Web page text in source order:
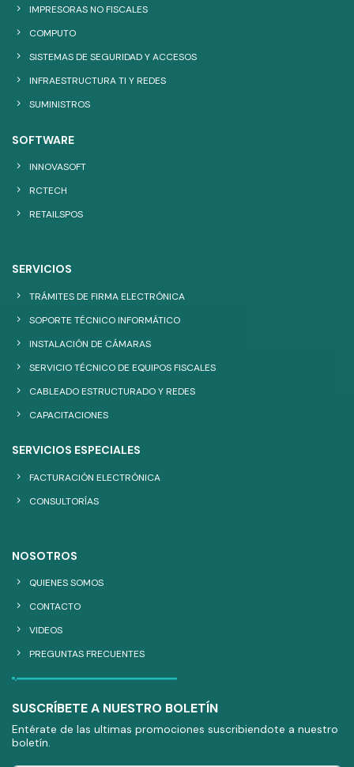
IMPRESORAS NO FISCALES
COMPUTO
SISTEMAS DE SEGURIDAD Y ACCESOS
INFRAESTRUCTURA TI Y REDES
SUMINISTROS
SOFTWARE
INNOVASOFT
RCTECH
RETAILSPOS
SERVICIOS
TRÁMITES DE FIRMA ELECTRÓNICA
SOPORTE TÉCNICO INFORMÁTICO
INSTALACIÓN DE CÁMARAS
SERVICIO TÉCNICO DE EQUIPOS FISCALES
CABLEADO ESTRUCTURADO Y REDES
CAPACITACIONES
SERVICIOS ESPECIALES
FACTURACIÓN ELECTRÓNICA
CONSULTORÍAS
NOSOTROS
QUIENES SOMOS
CONTACTO
VIDEOS
PREGUNTAS FRECUENTES
SUSCRÍBETE A NUESTRO BOLETÍN
Entérate de las ultimas promociones suscribiendote a nuestro
boletín.